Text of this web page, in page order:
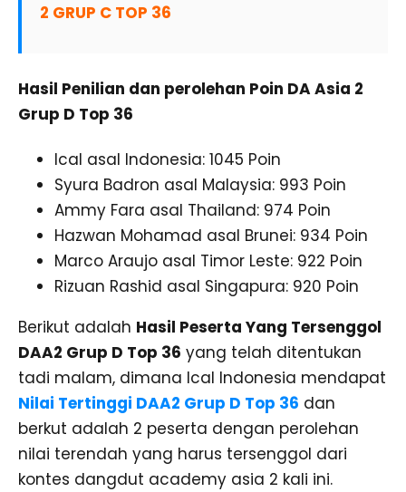
2 GRUP C TOP 36
Hasil Penilian dan perolehan Poin DA Asia 2
Grup D Top 36
Ical asal Indonesia: 1045 Poin
Syura Badron asal Malaysia: 993 Poin
Ammy Fara asal Thailand: 974 Poin
Hazwan Mohamad asal Brunei: 934 Poin
Marco Araujo asal Timor Leste: 922 Poin
Rizuan Rashid asal Singapura: 920 Poin
Berikut adalah Hasil Peserta Yang Tersenggol
DAA2 Grup D Top 36 yang telah ditentukan
tadi malam, dimana Ical Indonesia mendapat
Nilai Tertinggi DAA2 Grup D Top 36 dan
berkut adalah 2 peserta dengan perolehan
nilai terendah yang harus tersenggol dari
kontes dangdut academy asia 2 kali ini.